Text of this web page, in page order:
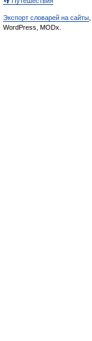
Экспорт словарей на сайты
WordPress, MODx.